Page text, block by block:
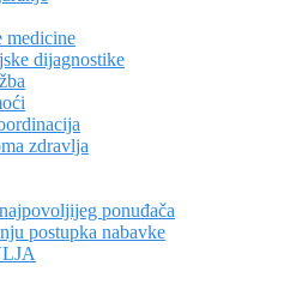
medicine
dijagnostike
zdravlja
ponuđača
postupka nabavke